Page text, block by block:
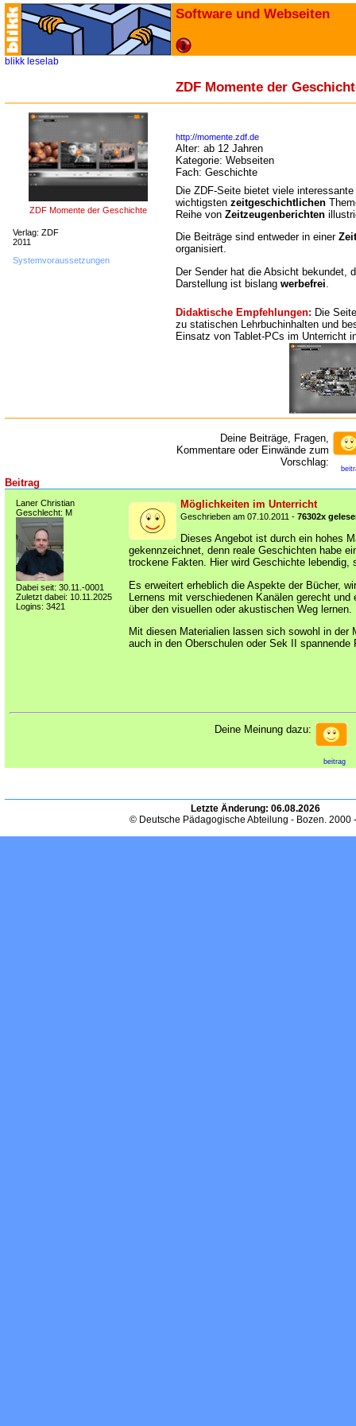
Software und Webseiten
blikk leselab
ZDF Momente der
ZDF Momente der Geschichte
Verlag: ZDF
2011
Systemvoraussetzungen
http://momente.zdf.de
Alter: ab 12 Jahren
Kategorie: Webseiten
Fach: Geschichte
Die ZDF-Seite bietet viele
wichtigsten zeitgeschichtlichen
Reihe von Zeitzeugenberichten
Die Beiträge sind entweder in einer
organisiert.
Der Sender hat die Absicht bekundet,
Darstellung ist bislang werbefrei
Didaktische Empfehlungen: Die
zu statischen Lehrbuchinhalten und
Einsatz von Tablet-PCs im Unterricht
Deine Beiträge, Fragen,
Kommentare oder Einwände zum
Vorschlag:
Beitrag
Laner Christian
Geschlecht: M
Dabei seit: 30.11.-0001
Zuletzt dabei: 10.11.2025
Logins: 3421
Möglichkeiten im Unterricht
Geschrieben am 07.10.2011 - 76302x
Dieses Angebot ist durch ein hohes
gekennzeichnet, denn reale Geschichten habe
trockene Fakten. Hier wird Geschichte lebendig,
Es erweitert erheblich die Aspekte der Bücher,
Lernens mit verschiedenen Kanälen gerecht
über den visuellen oder akustischen Weg lernen.
Mit diesen Materialien lassen sich sowohl in der
auch in den Oberschulen oder Sek II spannende
Deine Meinung dazu:
beitrag
Letzte Änderung: 06.08.2026
© Deutsche Pädagogische Abteilung - Bozen. 2000